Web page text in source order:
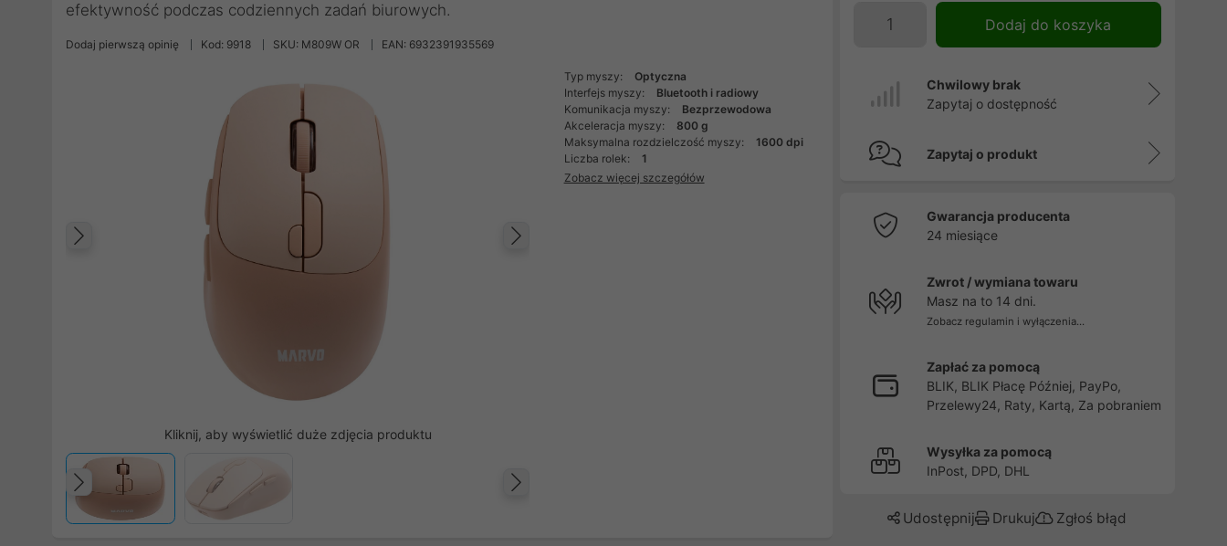
efektywność podczas codziennych zadań biurowych.
Dodaj pierwszą opinię Kod: 9918 SKU: M809W OR EAN: 6932391935569
Kliknij, aby wyświetlić duże zdjęcia produktu
Poprzedni
Typ myszy:
Optyczna
Interfejs myszy:
Bluetooth i radiowy
Komunikacja myszy:
Bezprzewodowa
Akceleracja myszy:
800 g
Maksymalna rozdzielczość myszy:
1600 dpi
Liczba rolek:
1
Zobacz więcej szczegółów
Dodaj do koszyka
Chwilowy brak
Zapytaj o dostępność
Zapytaj o produkt
Gwarancja producenta
24 miesiące
Zwrot / wymiana towaru
Masz na to 14 dni.
Zobacz regulamin i wyłączenia...
Zapłać za pomocą
BLIK, BLIK Płacę Później, PayPo,
Przelewy24, Raty, Kartą, Za pobraniem
Wysyłka za pomocą
InPost, DPD, DHL
Udostępnij Drukuj Zgłoś błąd